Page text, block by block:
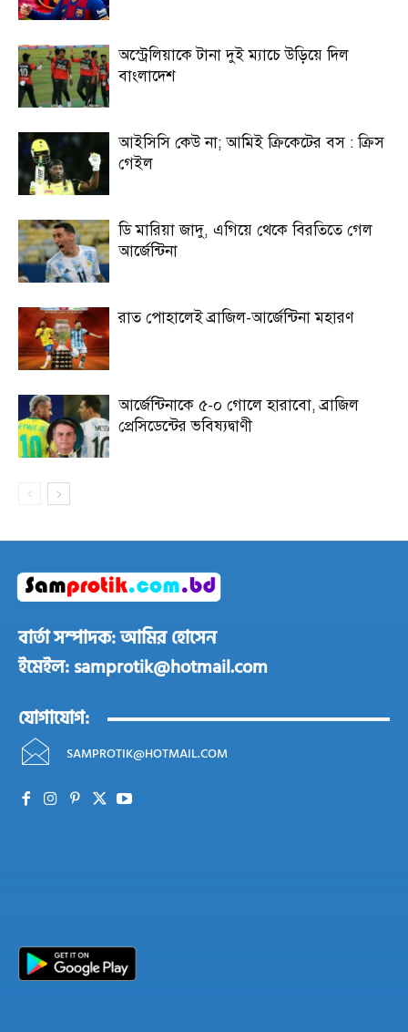
অস্ট্রেলিয়াকে টানা দুই ম্যাচে উড়িয়ে দিল
বাংলাদেশ
আইসিসি কেউ না; আমিই ক্রিকেটের বস : ক্রিস
গেইল
ডি মারিয়া জাদু, এগিয়ে থেকে বিরতিতে গেল
আর্জেন্টিনা
রাত পোহালেই ব্রাজিল-আর্জেন্টিনা মহারণ
আর্জেন্টিনাকে ৫-০ গোলে হারাবো, ব্রাজিল
প্রেসিডেন্টের ভবিষ্যদ্বাণী
বার্তা সম্পাদক: আমির হোসেন
ইমেইল: samprotik@hotmail.com
যোগাযোগ:
SAMPROTIK@HOTMAIL.COM